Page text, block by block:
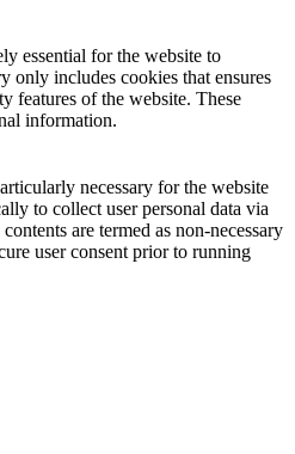
essential for the website to
only includes cookies that ensures
features of the website. These
information.
necessary for the website
to collect user personal data via
are termed as non-necessary
user consent prior to running